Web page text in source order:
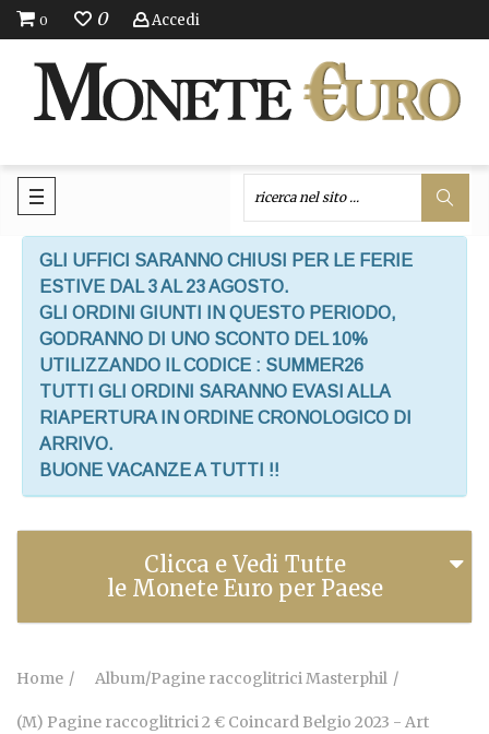
0 0 Accedi
GLI UFFICI SARANNO CHIUSI PER LE FERIE
ESTIVE DAL 3 AL 23 AGOSTO.
GLI ORDINI GIUNTI IN QUESTO PERIODO,
GODRANNO DI UNO SCONTO DEL 10%
UTILIZZANDO IL CODICE : SUMMER26
TUTTI GLI ORDINI SARANNO EVASI ALLA
RIAPERTURA IN ORDINE CRONOLOGICO DI
ARRIVO.
BUONE VACANZE A TUTTI !!
Clicca e Vedi Tutte
le Monete Euro per Paese
Home Album/Pagine raccoglitrici Masterphil
(M) Pagine raccoglitrici 2 € Coincard Belgio 2023 - Art